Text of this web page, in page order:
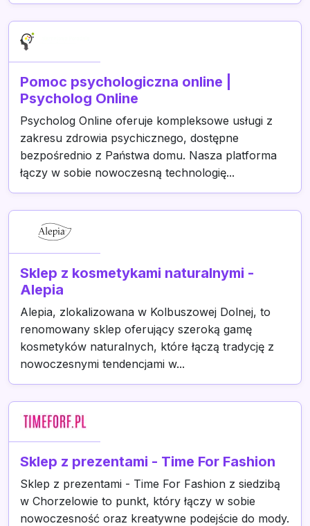
Pomoc psychologiczna online |
Psycholog Online
Psycholog Online oferuje kompleksowe usługi z
zakresu zdrowia psychicznego, dostępne
bezpośrednio z Państwa domu. Nasza platforma
łączy w sobie nowoczesną technologię...
Sklep z kosmetykami naturalnymi -
Alepia
Alepia, zlokalizowana w Kolbuszowej Dolnej, to
renomowany sklep oferujący szeroką gamę
kosmetyków naturalnych, które łączą tradycję z
nowoczesnymi tendencjami w...
Sklep z prezentami - Time For Fashion
Sklep z prezentami - Time For Fashion z siedzibą
w Chorzelowie to punkt, który łączy w sobie
nowoczesność oraz kreatywne podejście do mody.